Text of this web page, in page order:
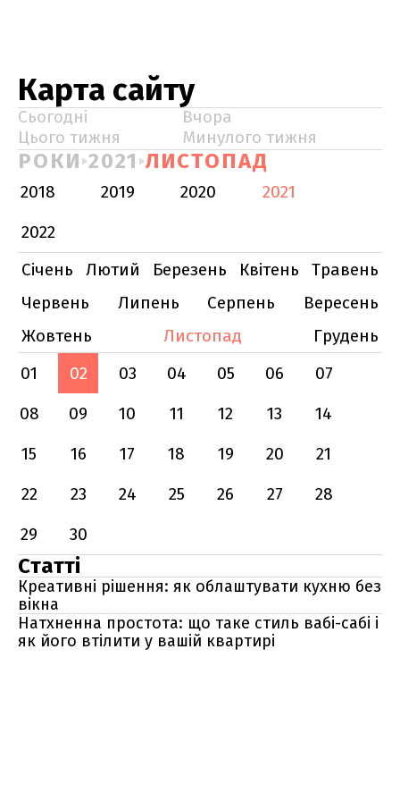
Карта сайту
Сьогодні
Вчора
Цього тижня
Минулого тижня
РОКИ 2021 ЛИСТОПАД
2018 2019 2020
2021
2022
Січень
Лютий Березень Квітень
Травень
Червень
Липень Серпень
Вересень
Жовтень
Листопад
Грудень
01
02 03 04 05 06
07
08
09 10 11 12 13
14
15
16 17 18 19 20
21
22
23 24 25 26 27
28
29
30
Статті
Креативні рішення: як облаштувати кухню без
вікна
Натхненна простота: що таке стиль вабі-сабі і
як його втілити у вашій квартирі